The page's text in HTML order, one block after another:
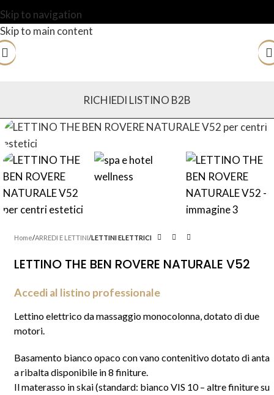
Skip to navigation
Skip to main content
RICHIEDI LISTINO B2B
Home ARREDI E LETTINI LETTINI ELETTRICI
LETTINO THE BEN ROVERE NATURALE V52
Accedi al listino professionale
Lettino elettrico da massaggio monocolonna, dotato di due
motori.
Basamento bianco opaco con vano contenitivo dotato di anta
a ribalta disponibile in 8 finiture.
Il materasso in skai (standard: bianco VIS 10 – altre finiture su